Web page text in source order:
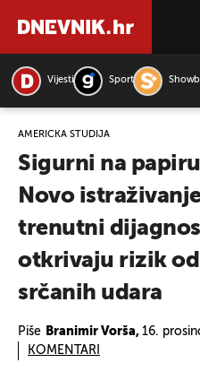
Vijesti Sport
AMERIČKA STUDIJA
Sigurni na
Novo
trenutni
otkrivaju rizik
srčanih udara
Piše Branimir Vorša, 16.
KOMENTARI
PRETRAŽITE VIJESTI